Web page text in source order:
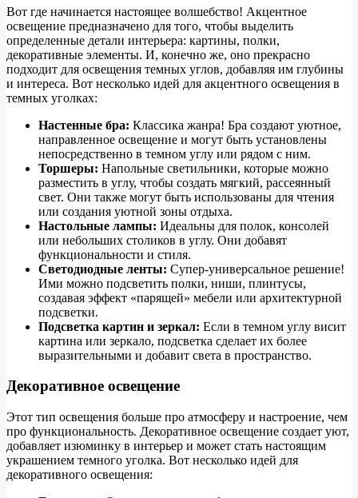
Вот где начинается настоящее волшебство! Акцентное
освещение предназначено для того, чтобы выделить
определенные детали интерьера: картины, полки,
декоративные элементы. И, конечно же, оно прекрасно
подходит для освещения темных углов, добавляя им глубины
и интереса. Вот несколько идей для акцентного освещения в
темных уголках:
Настенные бра: Классика жанра! Бра создают уютное,
направленное освещение и могут быть установлены
непосредственно в темном углу или рядом с ним.
Торшеры: Напольные светильники, которые можно
разместить в углу, чтобы создать мягкий, рассеянный
свет. Они также могут быть использованы для чтения
или создания уютной зоны отдыха.
Настольные лампы: Идеальны для полок, консолей
или небольших столиков в углу. Они добавят
функциональности и стиля.
Светодиодные ленты: Супер-универсальное решение!
Ими можно подсветить полки, ниши, плинтусы,
создавая эффект «парящей» мебели или архитектурной
подсветки.
Подсветка картин и зеркал: Если в темном углу висит
картина или зеркало, подсветка сделает их более
выразительными и добавит света в пространство.
Декоративное освещение
Этот тип освещения больше про атмосферу и настроение, чем
про функциональность. Декоративное освещение создает уют,
добавляет изюминку в интерьер и может стать настоящим
украшением темного уголка. Вот несколько идей для
декоративного освещения: